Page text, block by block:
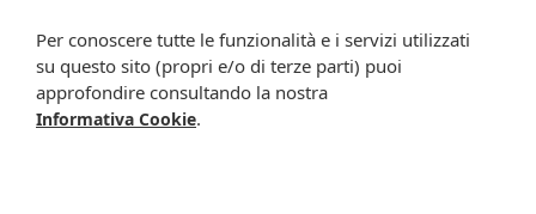
informativo, utile alla guida dell’acquisto del prodotto. Non
sostituisce né il foglietto illustrativo (o la descrizione riportata sulla
confezione stessa), né il consiglio del medico, specialmente in caso
di possibili allergie o patologie. Vista la difficoltà nell’adeguarsi alle
Per conoscere tutte le funzionalità e i servizi utilizzati
su questo sito (propri e/o di terze parti) puoi
approfondire consultando la nostra
Informativa Cookie.